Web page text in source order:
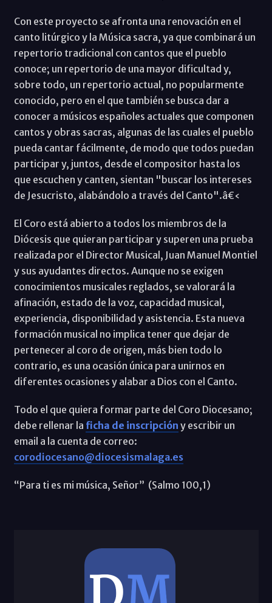
Con este proyecto se afronta una renovación en el
canto litúrgico y la Música sacra, ya que combinará un
repertorio tradicional con cantos que el pueblo
conoce; un repertorio de una mayor dificultad y,
sobre todo, un repertorio actual, no popularmente
conocido, pero en el que también se busca dar a
conocer a músicos españoles actuales que componen
cantos y obras sacras, algunas de las cuales el pueblo
pueda cantar fácilmente, de modo que todos puedan
participar y, juntos, desde el compositor hasta los
que escuchen y canten, sientan "buscar los intereses
de Jesucristo, alabándolo a través del Canto".â€‹
El Coro está abierto a todos los miembros de la
Diócesis que quieran participar y superen una prueba
realizada por el Director Musical, Juan Manuel Montiel
y sus ayudantes directos. Aunque no se exigen
conocimientos musicales reglados, se valorará la
afinación, estado de la voz, capacidad musical,
experiencia, disponibilidad y asistencia. Esta nueva
formación musical no implica tener que dejar de
pertenecer al coro de origen, más bien todo lo
contrario, es una ocasión única para unirnos en
diferentes ocasiones y alabar a Dios con el Canto.
Todo el que quiera formar parte del Coro Diocesano;
debe rellenar la ficha de inscripción y escribir un
email a la cuenta de correo:
corodiocesano@diocesismalaga.es
“Para ti es mi música, Señor” (Salmo 100,1)